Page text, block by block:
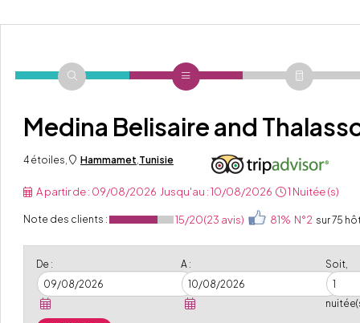
Medina Belisaire and
4 étoiles, Hammamet,Tunisie
A partir de : 09/08/2026 Jusqu'au :10/08/2026 1 Nuitée (s)
Note des clients : 15/20(23 avis) 81% N°2 sur 75
De : A : Soit,